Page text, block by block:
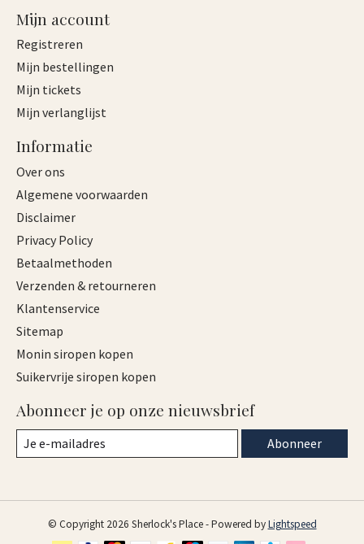
Mijn account
Registreren
Mijn bestellingen
Mijn tickets
Mijn verlanglijst
Informatie
Over ons
Algemene voorwaarden
Disclaimer
Privacy Policy
Betaalmethoden
Verzenden & retourneren
Klantenservice
Sitemap
Monin siropen kopen
Suikervrije siropen kopen
Abonneer je op onze nieuwsbrief
Abonneer
© Copyright 2026 Sherlock's Place - Powered byLightspeed